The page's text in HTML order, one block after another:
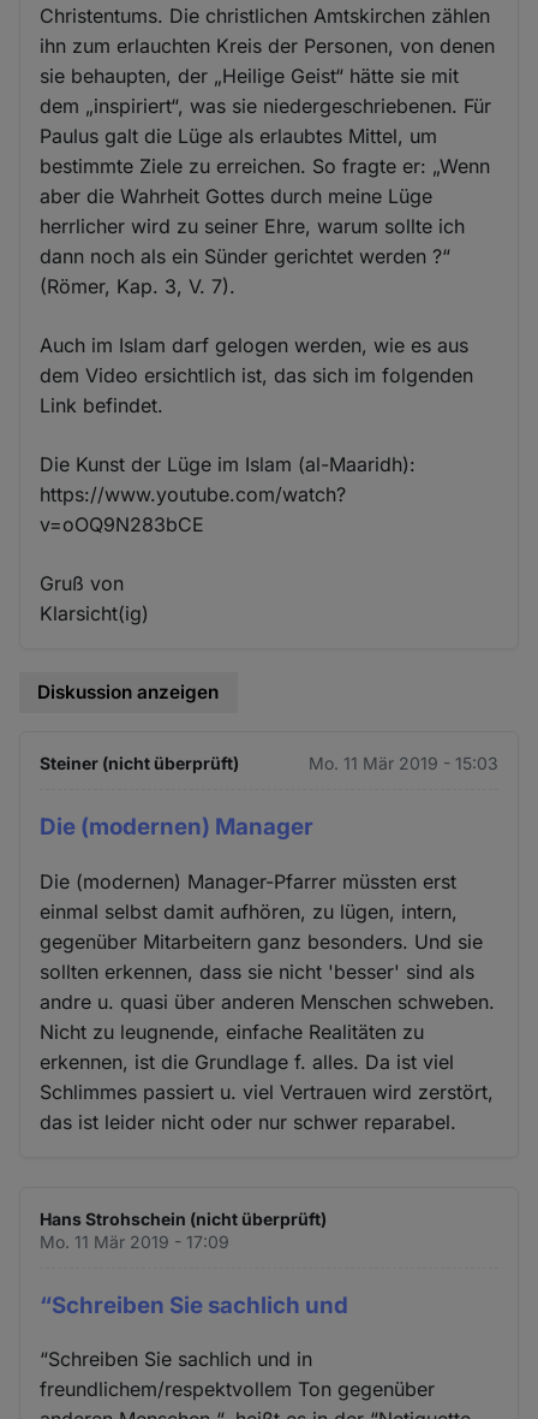
Christentums. Die christlichen Amtskirchen zählen
ihn zum erlauchten Kreis der Personen, von denen
sie behaupten, der „Heilige Geist“ hätte sie mit
dem „inspiriert“, was sie niedergeschriebenen. Für
Paulus galt die Lüge als erlaubtes Mittel, um
bestimmte Ziele zu erreichen. So fragte er: „Wenn
aber die Wahrheit Gottes durch meine Lüge
herrlicher wird zu seiner Ehre, warum sollte ich
dann noch als ein Sünder gerichtet werden ?“
(Römer, Kap. 3, V. 7).
Auch im Islam darf gelogen werden, wie es aus
dem Video ersichtlich ist, das sich im folgenden
Link befindet.
Die Kunst der Lüge im Islam (al-Maaridh):
https://www.youtube.com/watch?
v=oOQ9N283bCE
Gruß von
Klarsicht(ig)
Diskussion anzeigen
Steiner (nicht überprüft) Mo. 11 Mär 2019 - 15:03
Die (modernen) Manager
Die (modernen) Manager-Pfarrer müssten erst
einmal selbst damit aufhören, zu lügen, intern,
gegenüber Mitarbeitern ganz besonders. Und sie
sollten erkennen, dass sie nicht 'besser' sind als
andre u. quasi über anderen Menschen schweben.
Nicht zu leugnende, einfache Realitäten zu
erkennen, ist die Grundlage f. alles. Da ist viel
Schlimmes passiert u. viel Vertrauen wird zerstört,
das ist leider nicht oder nur schwer reparabel.
Hans Strohschein (nicht überprüft)
Mo. 11 Mär 2019 - 17:09
“Schreiben Sie sachlich und
“Schreiben Sie sachlich und in
freundlichem/respektvollem Ton gegenüber